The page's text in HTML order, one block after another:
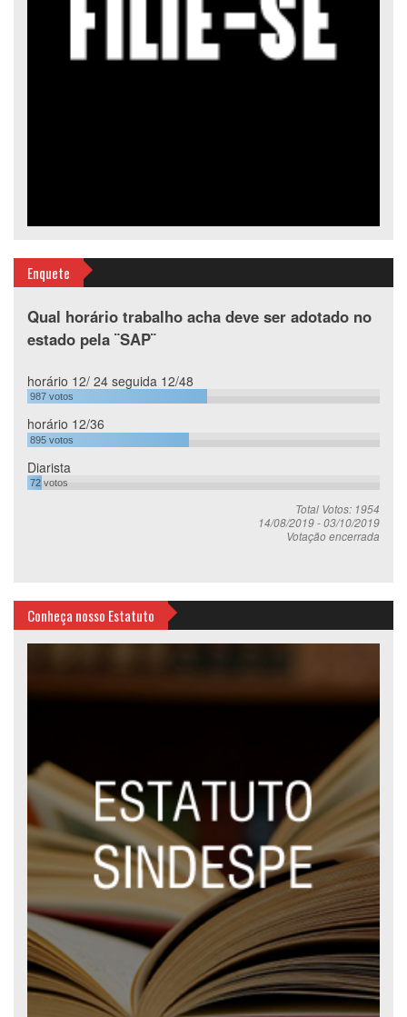
Enquete
Qual horário trabalho acha deve ser adotado no
estado pela ¨SAP¨
horário 12/ 24 seguida 12/48
987votos
horário 12/36
895votos
Diarista
72votos
Total Votos: 1954
14/08/2019-03/10/2019
Votação encerrada
Conheça nosso Estatuto